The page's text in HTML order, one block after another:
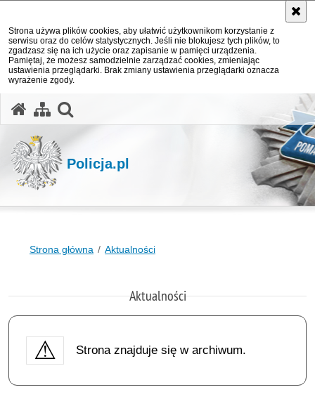
Strona używa plików cookies, aby ułatwić użytkownikom korzystanie z
serwisu oraz do celów statystycznych. Jeśli nie blokujesz tych plików, to
zgadzasz się na ich użycie oraz zapisanie w pamięci urządzenia.
Pamiętaj, że możesz samodzielnie zarządzać cookies, zmieniając
ustawienia przeglądarki. Brak zmiany ustawienia przeglądarki oznacza
wyrażenie zgody.
Policja.pl
Strona główna Aktualności
Aktualności
Strona znajduje się w archiwum.